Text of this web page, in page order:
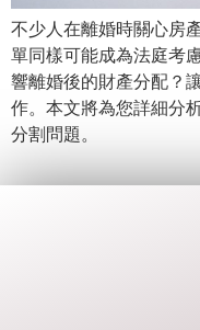
不少人在離婚時關心房
單同樣可能成為法庭考
響離婚後的財產分配？
作。本文將為您詳細分
分割問題。